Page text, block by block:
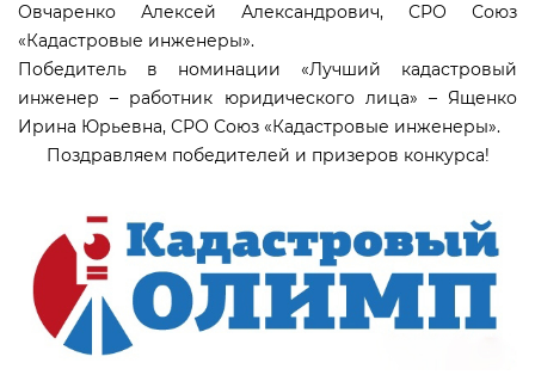
Овчаренко Алексей Александрович, СРО Союз
«Кадастровые инженеры».
Победитель в номинации «Лучший кадастровый
инженер – работник юридического лица» – Ященко
Ирина Юрьевна, СРО Союз «Кадастровые инженеры».
Поздравляем победителей и призеров конкурса!